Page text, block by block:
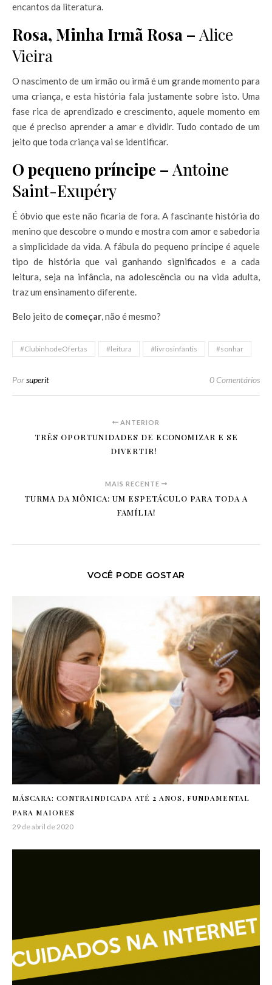
encantos da literatura.
Rosa, Minha Irmã Rosa – Alice
Vieira
O nascimento de um irmão ou irmã é um grande momento para
uma criança, e esta história fala justamente sobre isto. Uma
fase rica de aprendizado e crescimento, aquele momento em
que é preciso aprender a amar e dividir. Tudo contado de um
jeito que toda criança vai se identificar.
O pequeno príncipe – Antoine
Saint-Exupéry
É óbvio que este não ficaria de fora. A fascinante história do
menino que descobre o mundo e mostra com amor e sabedoria
a simplicidade da vida. A fábula do pequeno príncipe é aquele
tipo de história que vai ganhando significados e a cada
leitura, seja na infância, na adolescência ou na vida adulta,
traz um ensinamento diferente.
Belo jeito de começar, não é mesmo?
#ClubinhodeOfertas #leitura #livrosinfantis #sonhar
Porsuperit 0 Comentários
ANTERIOR
TRÊS OPORTUNIDADES DE ECONOMIZAR E SE
DIVERTIR!
MAIS RECENTE
TURMA DA MÔNICA: UM ESPETÁCULO PARA TODA A
FAMÍLIA!
VOCÊ PODE GOSTAR
MÁSCARA: CONTRAINDICADA ATÉ 2 ANOS, FUNDAMENTAL
PARA MAIORES
29 de abril de 2020